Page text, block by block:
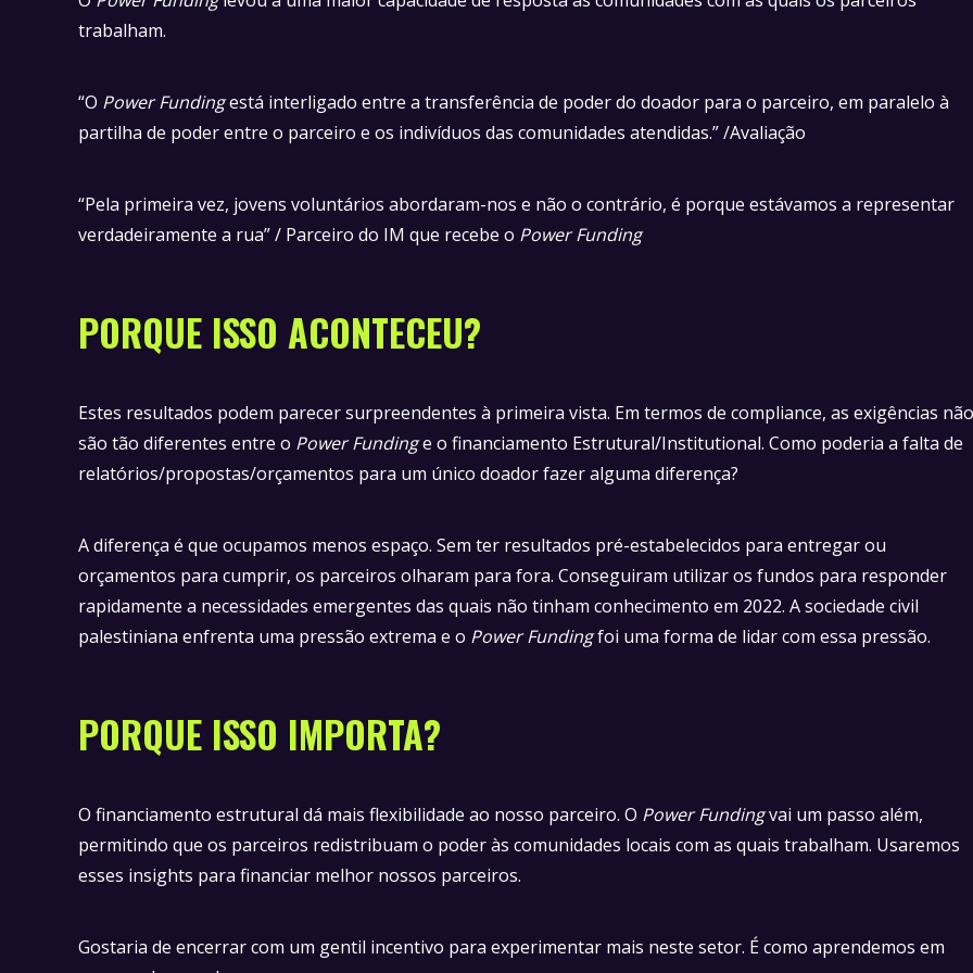
trabalham.
“O Power Fundingestá interligado entre a transferência de poder do doador para o parceiro, em paralelo à
partilha de poder entre o parceiro e os indivíduos das comunidades atendidas.” /Avaliação
“Pela primeira vez, jovens voluntários abordaram-nos e não o contrário, é porque estávamos a representar
verdadeiramente a rua” / Parceiro do IM que recebe o Power Funding
PORQUE ISSO ACONTECEU?
Estes resultados podem parecer surpreendentes à primeira vista. Em termos de compliance, as exigências não
são tão diferentes entre o Power Fundinge o financiamento Estrutural/Institutional. Como poderia a falta de
relatórios/propostas/orçamentos para um único doador fazer alguma diferença?
A diferença é que ocupamos menos espaço. Sem ter resultados pré-estabelecidos para entregar ou
orçamentos para cumprir, os parceiros olharam para fora. Conseguiram utilizar os fundos para responder
rapidamente a necessidades emergentes das quais não tinham conhecimento em 2022. A sociedade civil
palestiniana enfrenta uma pressão extrema e o Power Fundingfoi uma forma de lidar com essa pressão.
PORQUE ISSO IMPORTA?
O financiamento estrutural dá mais flexibilidade ao nosso parceiro. O Power Fundingvai um passo além,
permitindo que os parceiros redistribuam o poder às comunidades locais com as quais trabalham. Usaremos
esses insights para financiar melhor nossos parceiros.
Gostaria de encerrar com um gentil incentivo para experimentar mais neste setor. É como aprendemos em